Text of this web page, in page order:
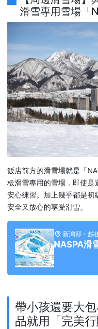
滑雪專用雪場「
飯店前方的滑雪場就是「
板滑雪專用的雪場，即使是
安心練習。加上幾乎都是初
安全又放心的享受滑雪。
新潟縣 ・ 越
NASPA滑
帶小孩還要大
品就用「完美